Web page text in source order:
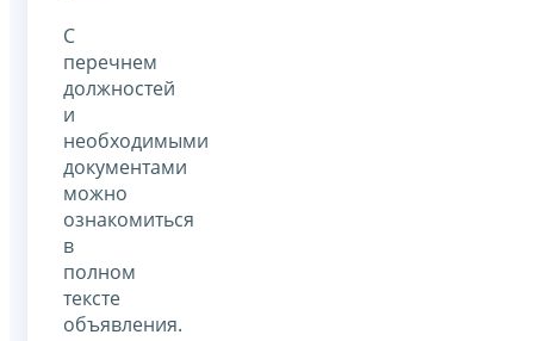
С
перечнем
должностей
и
необходимыми
документами
можно
ознакомиться
в
полном
тексте
объявления.